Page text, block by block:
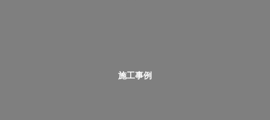
施工事例